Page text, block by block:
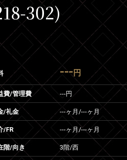
302)
--- 円
費/管理費 ---円
/礼金 ---ヶ月 /---ヶ月
/FR ---ヶ月 /---ヶ月
階/向き 3階/西